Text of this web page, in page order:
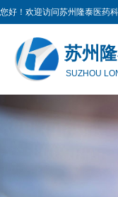
您好！欢迎访问苏州隆泰医药
苏州
SUZHOU